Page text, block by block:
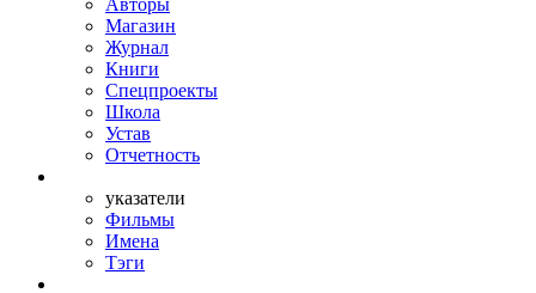
Магазин
Журнал
Книги
Спецпроекты
Школа
Устав
Отчетность
указатели
Фильмы
Имена
Тэги